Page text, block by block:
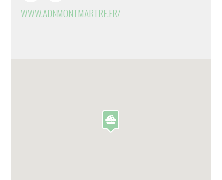
WWW.ADNMONTMARTRE.FR/